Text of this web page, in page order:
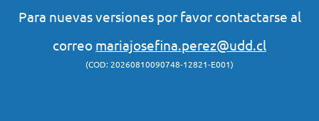
Para nuevas versiones por favor contactarse al
correo mariajosefina.perez@udd.cl
(COD: 20260810090748-12821-E001)